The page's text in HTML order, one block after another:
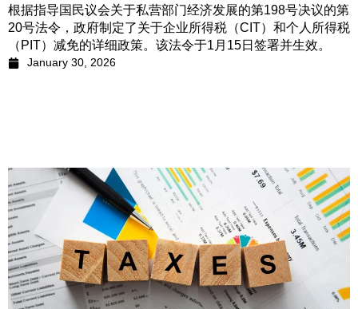
根据指导国民议会关于私营部门经济发展的第198号决议的第
20号法令，政府制定了关于企业所得税（CIT）和个人所得税
（PIT）减免的详细政策。该法令于1月15日签署并生效。
January 30, 2026